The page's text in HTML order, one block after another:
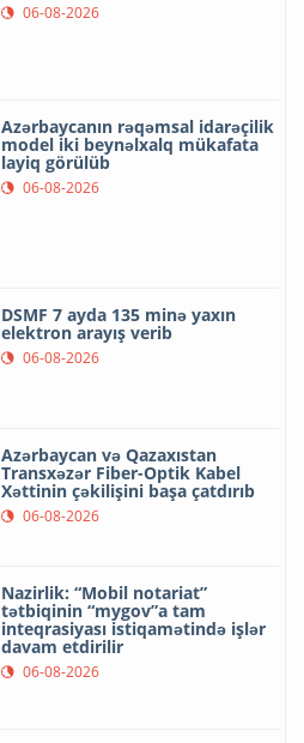
06-08-2026
Azərbaycanın rəqəmsal idarəçilik
model iki beynəlxalq mükafata
layiq görülüb
06-08-2026
DSMF 7 ayda 135 minə yaxın
elektron arayış verib
06-08-2026
Azərbaycan və Qazaxıstan
Transxəzər Fiber-Optik Kabel
Xəttinin çəkilişini başa çatdırıb
06-08-2026
Nazirlik: “Mobil notariat”
tətbiqinin “mygov”a tam
inteqrasiyası istiqamətində işlər
davam etdirilir
06-08-2026